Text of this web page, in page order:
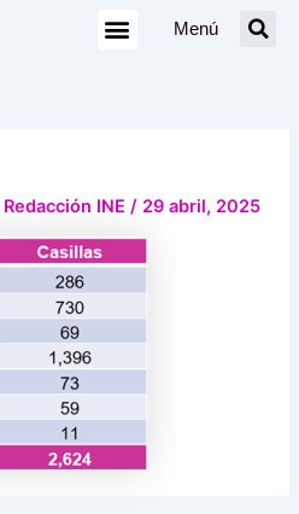
Menú
Redacción INE/ 29 abril, 2025